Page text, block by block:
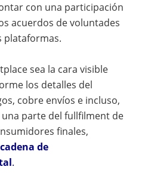
con una participación
acuerdos de voluntades
plataformas.
sea la cara visible
los detalles del
cobre envíos e incluso,
parte del fullfilment de
finales,
cadena de
.